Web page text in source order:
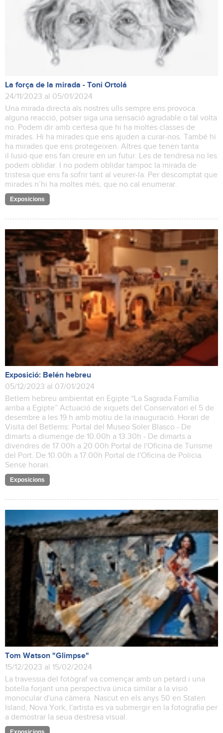
La força de la mirada - Toni Ortolá
24/11/2023 al 05/01/2024
Una mirada directa als nostres ulls sempre ens provoca
alguna reacció, potser siga una sensació agradable o tal volta
no. Podem dir amb certesa que hi ha moltes classes de
mirades. Hi ha mirades que ens ajuden a curar-nos. També hi
ha mirades que ens protegeixen. Altres que tenen tanta
il·lusió que ens fan creure en un futur. Les de tendresa no les
podem oblidar. I no podem oblidar tampoc la mirada de
tristesa que ens fa sofrir tant al veurer-la. Per descomptat que
mirades n’hi ha moltes més, que no cal enumerar.
Exposicions
Exposició: Belén hebreu
05/12/2023 al 07/01/2024
Betlem hebreu ambientat en Egipte “La Sagrada Família
arriba a Egipte” Actuació de xiquets del Conservatori el 5 de
desembre a les 19 h amb motiu de la inauguració. Horari de
Visita del Betlems: Portal del Museo Soler Blasco - De
dimarts a diumenge de 10.00h a 13.30h - De dimarts a
divendres de 17.00h a 20.00h Portal de l'Oficina de Turisme
del Port. De 10.00h a 17.00h Portal de l'Oficina de Policia.
Sense horari.
Exposicions
Tom Watson "Glimpse"
15/12/2023 al 15/02/2024
La travessia del fotògraf va començar amb un petard i una
botella forjant una perspectiva única similar a la visió
monocular d'una càmera. Nascut en els anys 50 en Staten
Island, Nova York, l'artista es va submergir en la fotografia per
a demostrar la seua destresa visual.